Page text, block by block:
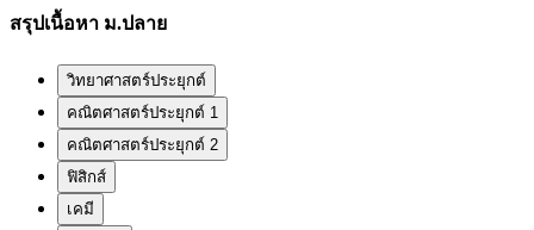
สรุปเนื้อหา ม.ปลาย
วิทยาศาสตร์ประยุกต์
คณิตศาสตร์ประยุกต์ 1
คณิตศาสตร์ประยุกต์ 2
ฟิสิกส์
เคมี